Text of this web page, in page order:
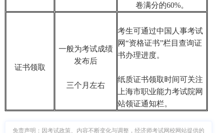
卷满分的60%。
证书领取
一般为考试成绩
发布后
三个月左右
考生可通过中国人事考试
网“资格证书”栏目查询证
书办理进度。
纸质证书领取时间可关注
上海市职业能力考试院网
站领证通知栏。
免责声明：因考试政策、内容不断变化与调整，经济师考试网校网站提供的